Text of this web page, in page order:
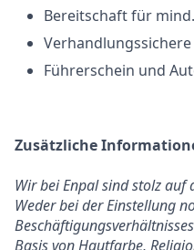
Bereitschaft für
Führerschein und
Zusätzliche
Wir bei Enpal sind stolz auf
Weder bei der Einstellung
Basis von Hautfarbe,